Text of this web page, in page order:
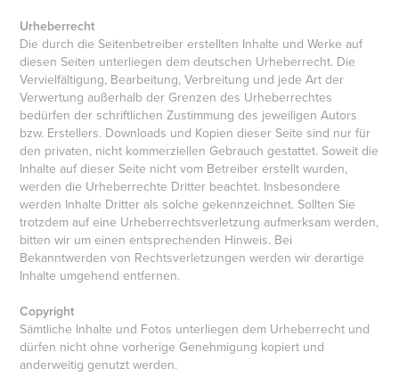
Urheberrecht
Die durch die Seitenbetreiber erstellten Inhalte und Werke auf
diesen Seiten unterliegen dem deutschen Urheberrecht. Die
Vervielfältigung, Bearbeitung, Verbreitung und jede Art der
Verwertung außerhalb der Grenzen des Urheberrechtes
bedürfen der schriftlichen Zustimmung des jeweiligen Autors
bzw. Erstellers. Downloads und Kopien dieser Seite sind nur für
den privaten, nicht kommerziellen Gebrauch gestattet. Soweit die
Inhalte auf dieser Seite nicht vom Betreiber erstellt wurden,
werden die Urheberrechte Dritter beachtet. Insbesondere
werden Inhalte Dritter als solche gekennzeichnet. Sollten Sie
trotzdem auf eine Urheberrechtsverletzung aufmerksam werden,
bitten wir um einen entsprechenden Hinweis. Bei
Bekanntwerden von Rechtsverletzungen werden wir derartige
Inhalte umgehend entfernen.
Copyright
Sämtliche Inhalte und Fotos unterliegen dem Urheberrecht und
dürfen nicht ohne vorherige Genehmigung kopiert und
anderweitig genutzt werden.